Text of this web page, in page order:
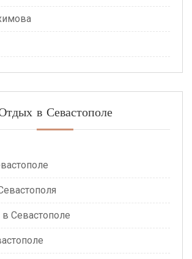
в Севастополе
Севастополе